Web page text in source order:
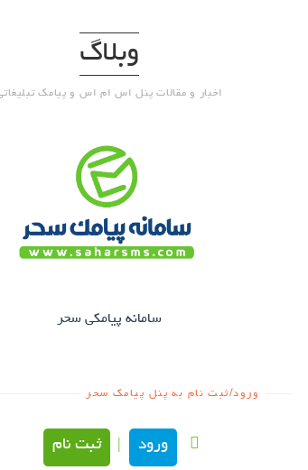
وبلاگ
اخبار و مقالات پنل اس ام اس و پیامک
سامانه پیامکی سحر
ورود/ثبت نام به پنل پیامک سحر
ورود ثبت نام